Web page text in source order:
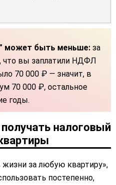
может быть меньше: за
что вы заплатили НДФЛ
70 000 ₽ — значит, в
70 000 ₽, остальное
годы.
налоговый
за любую квартиру»,
постепенно,